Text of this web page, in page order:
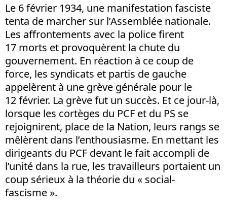
Le 6 février 1934, une manifestation fasciste
tenta de marcher sur l’Assemblée nationale.
Les affrontements avec la police firent
17 morts et provoquèrent la chute du
gouvernement. En réaction à ce coup de
force, les syndicats et partis de gauche
appelèrent à une grève générale pour le
12 février. La grève fut un succès. Et ce jour-là,
lorsque les cortèges du PCF et du PS se
rejoignirent, place de la Nation, leurs rangs se
mêlèrent dans l’enthousiasme. En mettant les
dirigeants du PCF devant le fait accompli de
l’unité dans la rue, les travailleurs portaient un
coup sérieux à la théorie du « social-
fascisme ».